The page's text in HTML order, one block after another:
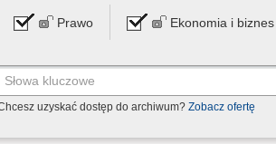
Prawo Ekonomia i biznes
uzyskać dostęp do archiwum? Zobacz ofertę